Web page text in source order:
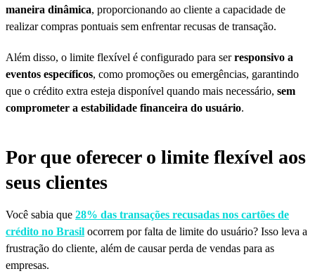
maneira dinâmica, proporcionando ao cliente a capacidade de
realizar compras pontuais sem enfrentar recusas de transação.
Além disso, o limite flexível é configurado para serresponsivo a
eventos específicos, como promoções ou emergências, garantindo
que o crédito extra esteja disponível quando mais necessário, sem
comprometer a estabilidade financeira do usuário.
Por que oferecer o limite flexível aos
seus clientes
Você sabia que 28% das transações recusadas nos cartões de
crédito no Brasil ocorrem por falta de limite do usuário? Isso leva a
frustração do cliente, além de causar perda de vendas para as
empresas.